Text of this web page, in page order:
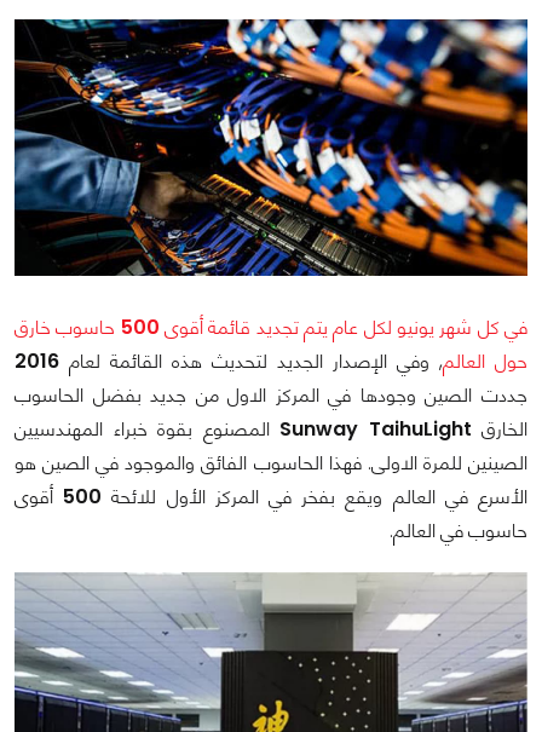
في كل شهر يونيو لكل عام يتم تجديد قائمة أقوى 500 حاسوب خارق
حول العالم, وفي الإصدار الجديد لتحديث هذه القائمة لعام 2016
جددت الصين وجودها في المركز الاول من جديد بفضل الحاسوب
الخارق Sunway TaihuLight المصنوع بقوة خبراء المهندسيين
الصينين للمرة الاولى. فهذا الحاسوب الفائق والموجود في الصين هو
الأسرع في العالم ويقع بفخر في المركز الأول للائحة500
أقوى
حاسوب في العالم.